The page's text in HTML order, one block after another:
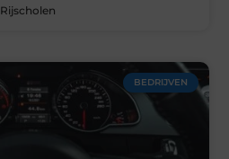
Rijscholen
BEDRIJVEN